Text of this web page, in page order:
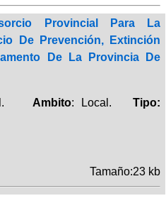
Provincial Para La
De Prevención, Extinción
De La Provincia De
Ambito: Local. Tipo:
Tamaño:23 kb